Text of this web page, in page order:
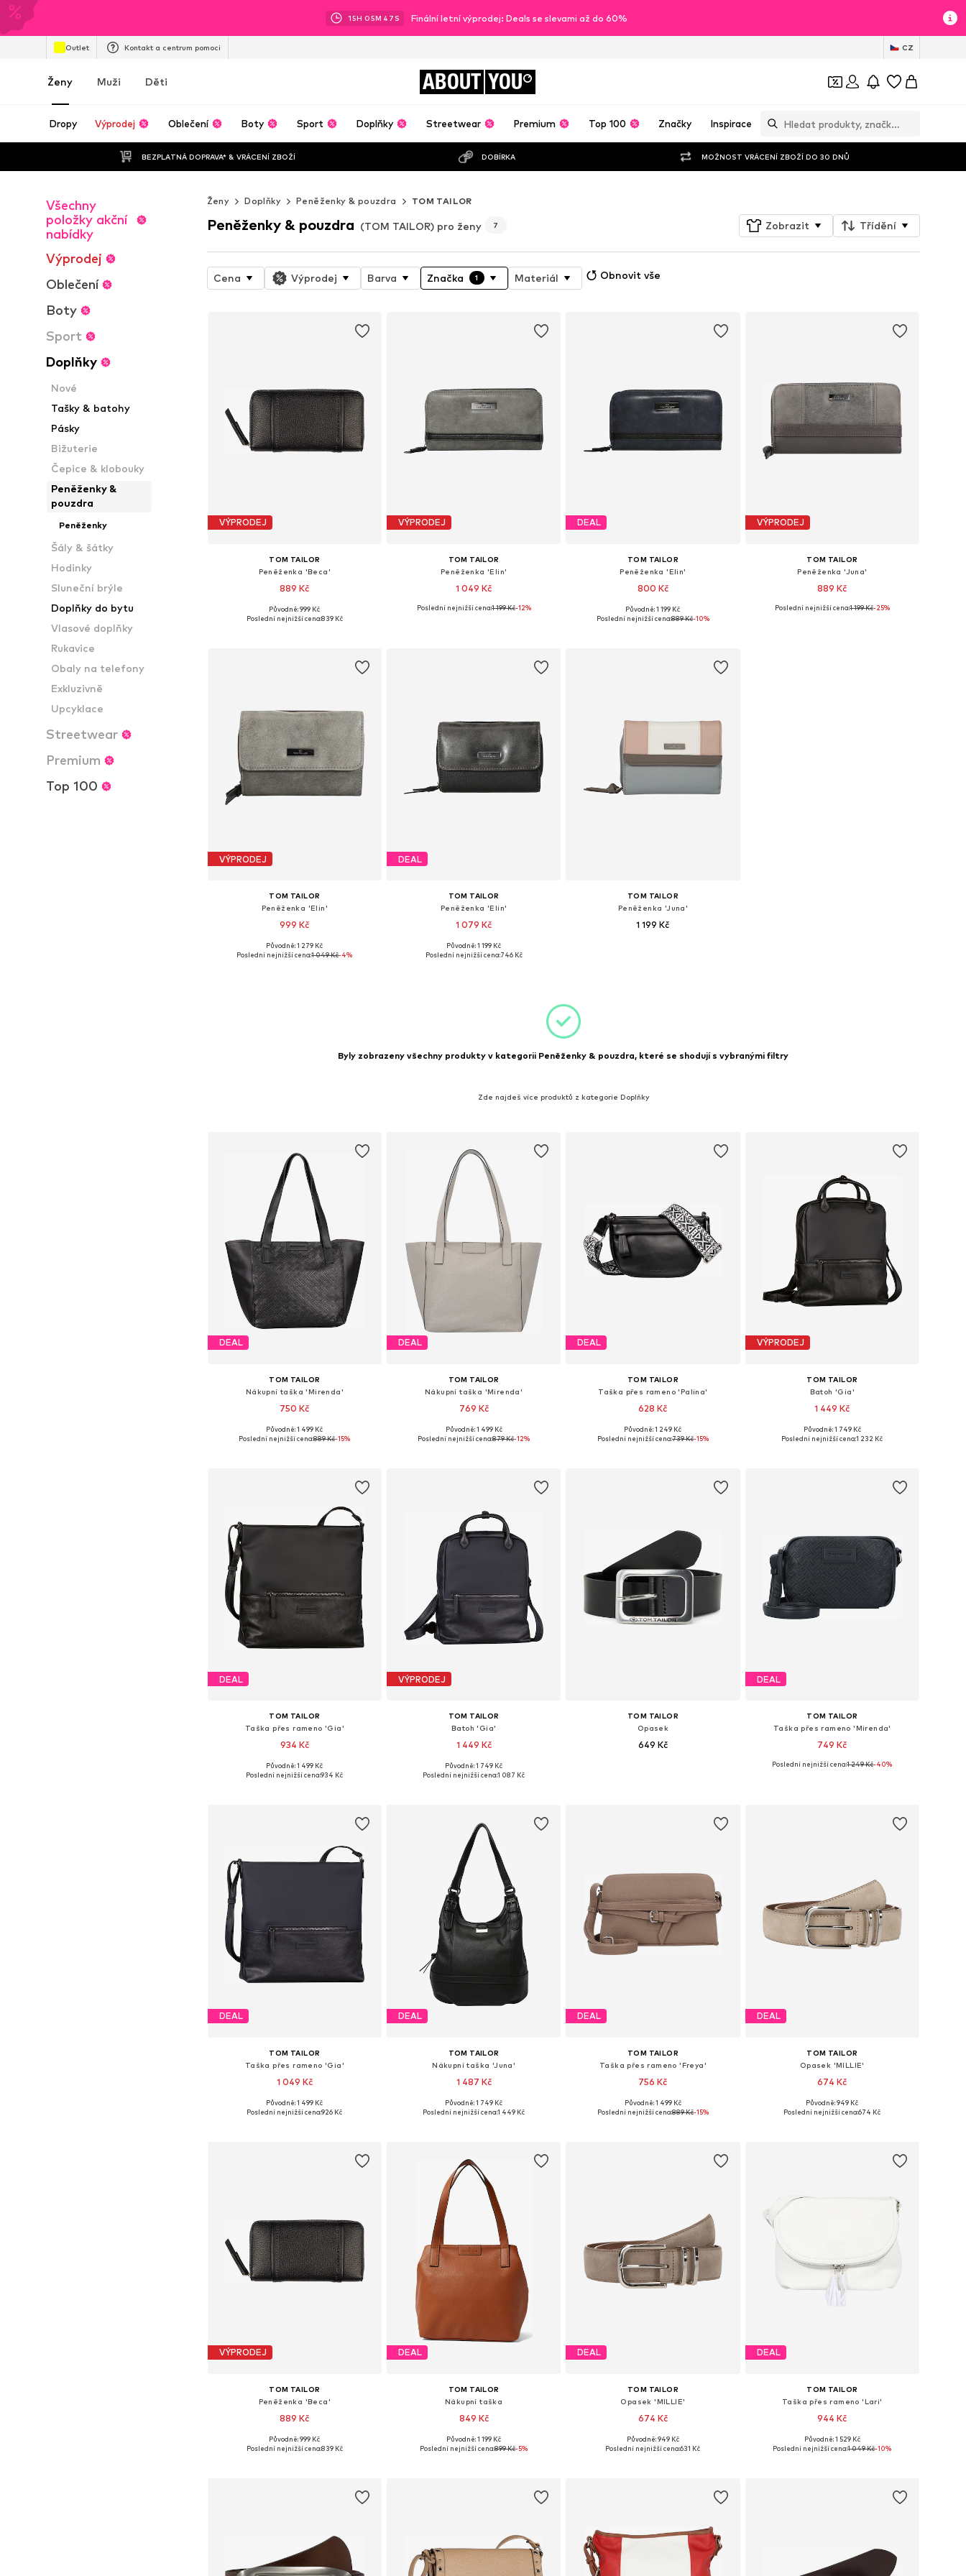
15H 05M 45 S Finální letní výprodej: Deals se slevami až do 60%
Outlet Kontakt a centrum pomoci CZ
Ženy Muži Děti ABOUT YOU
Dropy Výprodej Oblečení Boty Sport Doplňky Streetwear Premium Top 100 Značky Inspirace
BEZPLATNÁ DOPRAVA* & VRÁCENÍ ZBOŽÍ DOBÍRKA MOŽNOST VRÁCENÍ ZBOŽÍ DO 30 DNŮ
Všechny
položky akční
nabídky
Výprodej
Oblečení
Boty
Sport
Doplňky
Nové
Tašky & batohy
Pásky
Bižuterie
Čepice & klobouky
Peněženky &
pouzdra
Peněženky
Šály & šátky
Hodinky
Sluneční brýle
Doplňky do bytu
Vlasové doplňky
Rukavice
Obaly na telefony
Exkluzivně
Upcyklace
Streetwear
Premium
Top 100
Ženy Doplňky Peněženky & pouzdra TOM TAILOR
Peněženky & pouzdra (TOM TAILOR) pro ženy 7 Zobrazit Třídění
Cena Výprodej Barva Značka 1 Materiál Obnovit vše
VÝPRODEJ
TOM TAILOR
Peněženka 'Beca'
889 Kč
Dostupné velikosti: One Size
Původně: 999 Kč
Poslední nejnižší cena:839 Kč
VÝPRODEJ
TOM TAILOR
Peněženka 'Elin'
1 049 Kč
Dostupné velikosti: XS-XL
Poslední nejnižší cena:1 199 Kč-12%
DEAL
TOM TAILOR
Peněženka 'Elin'
800 Kč
Dostupné velikosti: XS-XL
Původně: 1 199 Kč
Poslední nejnižší cena:889 Kč-10%
VÝPRODEJ
TOM TAILOR
Peněženka 'Juna'
889 Kč
Dostupné velikosti: XS-XL
Poslední nejnižší cena:1 199 Kč-25%
VÝPRODEJ
TOM TAILOR
Peněženka 'Elin'
999 Kč
Dostupné velikosti: XS-XL
Původně: 1 279 Kč
Poslední nejnižší cena:1 049 Kč-4%
DEAL
TOM TAILOR
Peněženka 'Elin'
1 079 Kč
Dostupné velikosti: XS-XL
Původně: 1 199 Kč
Poslední nejnižší cena:746 Kč
TOM TAILOR
Peněženka 'Juna'
1 199 Kč
Byly zobrazeny všechny produkty v kategorii Peněženky & pouzdra, které se shodují s vybranými filtry
Zde najdeš více produktů z kategorie Doplňky
DEAL
TOM TAILOR
Nákupní taška 'Mirenda'
750 Kč
Dostupné velikosti: One Size
Původně: 1 499 Kč
Poslední nejnižší cena:889 Kč-15%
DEAL
TOM TAILOR
Nákupní taška 'Mirenda'
769 Kč
Dostupné velikosti: One Size
Původně: 1 499 Kč
Poslední nejnižší cena:879 Kč-12%
DEAL
TOM TAILOR
Taška přes rameno 'Palina'
628 Kč
Dostupné velikosti: One Size
Původně: 1 249 Kč
Poslední nejnižší cena:739 Kč-15%
VÝPRODEJ
TOM TAILOR
Batoh 'Gia'
1 449 Kč
Dostupné velikosti: One Size
Původně: 1 749 Kč
Poslední nejnižší cena:1 232 Kč
DEAL
TOM TAILOR
Taška přes rameno 'Gia'
934 Kč
Dostupné velikosti: One Size
Původně: 1 499 Kč
Poslední nejnižší cena:934 Kč
VÝPRODEJ
TOM TAILOR
Batoh 'Gia'
1 449 Kč
Dostupné velikosti: One Size
Původně: 1 749 Kč
Poslední nejnižší cena:1 087 Kč
TOM TAILOR
Opasek
649 Kč
DEAL
TOM TAILOR
Taška přes rameno 'Mirenda'
749 Kč
Dostupné velikosti: One Size
Poslední nejnižší cena:1 249 Kč-40%
DEAL
TOM TAILOR
Taška přes rameno 'Gia'
1 049 Kč
Dostupné velikosti: One Size
Původně: 1 499 Kč
Poslední nejnižší cena:926 Kč
DEAL
TOM TAILOR
Nákupní taška 'Juna'
1 487 Kč
Dostupné velikosti: One Size
Původně: 1 749 Kč
Poslední nejnižší cena:1 449 Kč
DEAL
TOM TAILOR
Taška přes rameno 'Freya'
756 Kč
Dostupné velikosti: One Size
Původně: 1 499 Kč
Poslední nejnižší cena:889 Kč-15%
DEAL
TOM TAILOR
Opasek 'MILLIE'
674 Kč
+1
Dostupné velikosti: 75, 80, 85, 90, 95, 100
Původně: 949 Kč
Poslední nejnižší cena:674 Kč
VÝPRODEJ
TOM TAILOR
Peněženka 'Beca'
889 Kč
Dostupné velikosti: One Size
Původně: 999 Kč
Poslední nejnižší cena:839 Kč
DEAL
TOM TAILOR
Nákupní taška
849 Kč
Dostupné velikosti: One Size
Původně: 1 199 Kč
Poslední nejnižší cena:899 Kč-5%
DEAL
TOM TAILOR
Opasek 'MILLIE'
674 Kč
+1
Dostupné v mnoha velikostech
Původně: 949 Kč
Poslední nejnižší cena:631 Kč
DEAL
TOM TAILOR
Taška přes rameno 'Lari'
944 Kč
Dostupné velikosti: One Size
Původně: 1 529 Kč
Poslední nejnižší cena:1 049 Kč-10%